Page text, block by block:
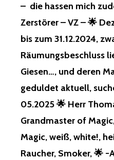
– die hassen mich
Zerstörer – VZ – 🌟
bis zum 31.12.2024,
Räumungsbeschluss
Giesen…, und deren
geduldet aktuell,
05.2025 🌟 Herr
Grandmaster of
Magic, weiß, white!,
Raucher, Smoker, 🌟